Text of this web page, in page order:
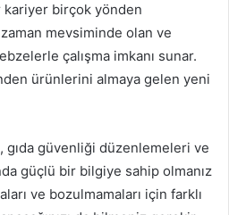
birçok yönden
mevsiminde olan ve
çalışma imkanı sunar.
ürünlerini almaya gelen yeni
güvenliği düzenlemeleri ve
güçlü bir bilgiye sahip olmanız
ve bozulmamaları için farklı